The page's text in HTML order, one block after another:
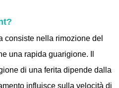
consiste nella rimozione del
una rapida guarigione. Il
di una ferita dipende dalla
influisce sulla velocità di